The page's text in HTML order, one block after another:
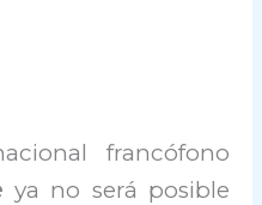
francófono
ya no será posible